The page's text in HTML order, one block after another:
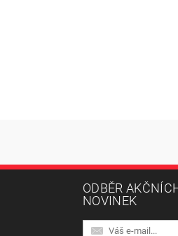
ODBĚR
NOVINEK